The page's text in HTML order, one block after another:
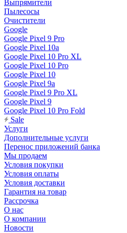
Выпрямители
Пылесосы
Очистители
Google
Google Pixel 9 Pro
Google Pixel 10a
Google Pixel 10 Pro XL
Google Pixel 10 Pro
Google Pixel 10
Google Pixel 9a
Google Pixel 9 Pro XL
Google Pixel 9
Google Pixel 10 Pro Fold
Sale
Услуги
Дополнительные услуги
Перенос приложений банка
Мы продаем
Условия покупки
Условия оплаты
Условия доставки
Гарантия на товар
Рассрочка
О нас
О компании
Новости